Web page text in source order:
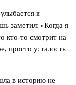
и
заметил: «Когда я
кто-то смотрит на
просто усталость
в историю не